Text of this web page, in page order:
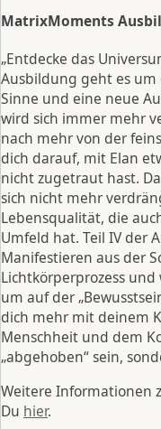
MatrixMoments
„Entdecke das
Ausbildung geht es
Sinne und eine neue
wird sich immer mehr
nach mehr von der
dich darauf, mit Elan
nicht zugetraut hast.
sich nicht mehr
Lebensqualität, die
Umfeld hat. Teil IV der
Manifestieren aus der
Lichtkörperprozess
um auf der
dich mehr mit deinem
Menschheit und dem
„abgehoben“ sein,
Weitere Informationen
Du hier.